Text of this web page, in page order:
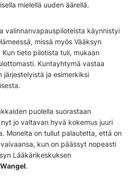
mielellä uuden äärellä.
valinnanvapauspiloteista käynnistyi
missä myös Vääksyn
Kun tieto pilotista tuli, mukaan
Kuntayhtymä vastaa
järjestelyistä ja esimerkiksi
puolella suorastaan
jo valtavan hyvä kokemus juuri
Monelta on tullut palautetta, että on
kun on päässyt nopeasti
Lääkärikeskuksen
.